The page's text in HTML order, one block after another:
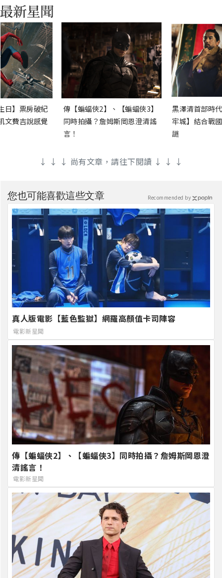
日】票房破紀
文費吉說感覺
傳【蝙蝠俠2】、【蝙蝠俠3】
同時拍攝？詹姆斯岡恩澄清謠
言！
黑澤清首部時
牢城】結合戰
謎
↓ ↓ ↓ 尚有文章，請往下閱讀 ↓ ↓ ↓
您也可能喜歡這些文章
真人版電影【藍色監獄】網羅高顏值卡司陣容
電影新星聞
傳【蝙蝠俠2】、【蝙蝠俠3】同時拍攝？詹姆斯岡恩澄
清謠言！
電影新星聞
Recommended by